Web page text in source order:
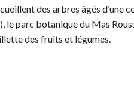
des arbres âgés d’une
parc botanique du Mas
des fruits et légumes.